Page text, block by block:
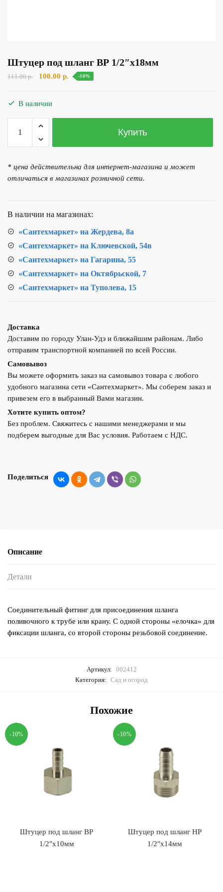
Штуцер под шланг ВР 1/2″х18мм
111.00р.
Первоначальная
100.00 р. Текущая
-10%
В наличии
Количество
товара
Штуцер
шланг
ВР
Купить
* цена действительна для интернет-магазина и может
отличаться в магазинах розничной сети.
В наличии на магазинах:
«Сантехмаркет» на Жердева, 8а
«Сантехмаркет» на Ключевской, 54в
«Сантехмаркет» на Гагарина, 55
«Сантехмаркет» на Октябрьской, 7
«Сантехмаркет» на Туполева, 15
Доставка
Доставим по городу Улан-Удэ и ближайшим районам. Либо
отправим транспортной компанией по всей России.
Самовывоз
Вы можете оформить заказ на самовывоз товара с любого
удобного магазина сети «Сантехмаркет». Мы соберем заказ и
привезем его в выбранный Вами магазин.
Хотите купить оптом?
Без проблем. Свяжитесь с нашими менеджерами и мы
подберем выгодные для Вас условия. Работаем с НДС.
Поделиться
Описание
Детали
Соединительный фитинг для присоединения шланга
поливочного к трубе или крану. С одной стороны «елочка» для
фиксации шланга, со второй стороны резьбовой соединение.
Артикул: 002412
Категория: Сад и огород
Похожие
-10%
Штуцер под шланг ВР
1/2″х10мм
-10%
Штуцер под шланг НР
1/2″х14мм